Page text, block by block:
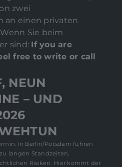
zwei
an einen privaten
Sie beim
sind: If you are
free to write or call
NEUN
– UND
In Berlin/Potsdam führen
langen Standzeiten,
Risiken. Hier kommt der